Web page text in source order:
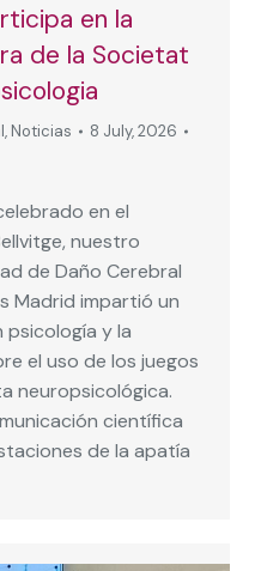
en la
de la Societat
, Noticias
8 July, 2026
en el
nuestro
de Daño Cerebral
Madrid impartió un
y la
el uso de los juegos
neuropsicológica.
científica
de la apatía